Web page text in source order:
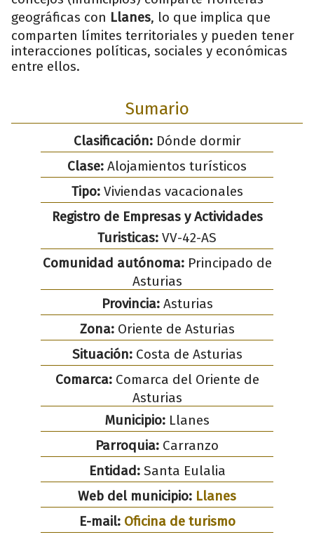
geográficas con Llanes, lo que implica que
comparten límites territoriales y pueden tener
interacciones políticas, sociales y económicas
entre ellos.
Sumario
Clasificación:Dónde dormir
Clase: Alojamientos turísticos
Tipo:Viviendas vacacionales
Registro de Empresas y Actividades
Turisticas: VV-42-AS
Comunidad autónoma:Principado de
Asturias
Provincia:Asturias
Zona:Oriente de Asturias
Situación:Costa de Asturias
Comarca:Comarca del Oriente de
Asturias
Municipio: Llanes
Parroquia: Carranzo
Entidad:Santa Eulalia
Web del municipio: Llanes
E-mail: Oficina de turismo